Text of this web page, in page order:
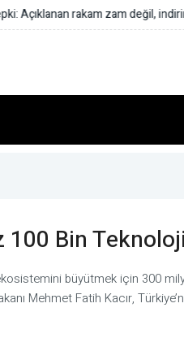
arızalanan tekne güvenle limana
100 Bin
büyütmek için 300
Mehmet Fatih Kacır,